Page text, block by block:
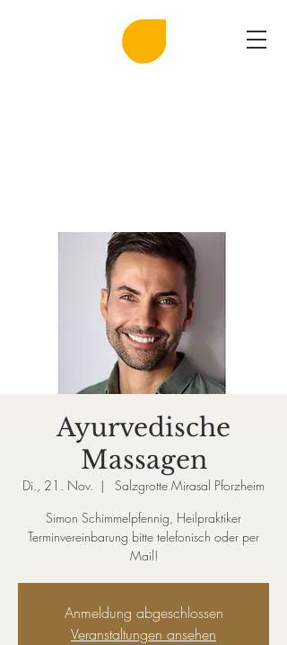
Ayurvedische
Massagen
Di., 21. Nov.
  |
Salzgrotte Mirasal Pforzheim
Simon Schimmelpfennig, Heilpraktiker
Terminvereinbarung bitte telefonisch oder per
Mail!
Anmeldung abgeschlossen
Veranstaltungen ansehen